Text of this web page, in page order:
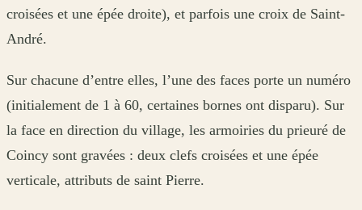
croisées et une épée droite), et parfois une croix de Saint-
André.
Sur chacune d’entre elles, l’une des faces porte un numéro
(initialement de 1 à 60, certaines bornes ont disparu). Sur
la face en direction du village, les armoiries du prieuré de
Coincy sont gravées : deux clefs croisées et une épée
verticale, attributs de saint Pierre.